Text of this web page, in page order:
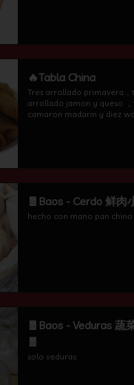
🔥Tabla China
Tres arrollado primavera，
arrollado jamon y queso
camaron madarin y diez
🧧Baos -
hecho con mano pan chino
🧧Baos - Veduras 蔬
solo veduras